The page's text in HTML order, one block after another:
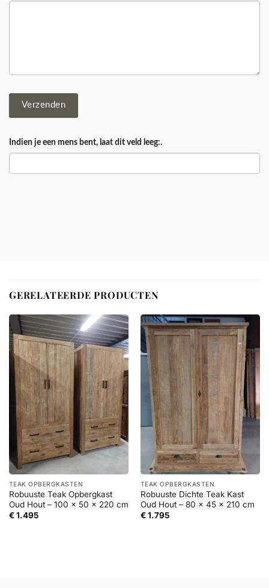
Verzenden
Indien je een mens bent, laat dit veld leeg:.
GERELATEERDE PRODUCTEN
TEAK OPBERGKASTEN
Robuuste Teak Opbergkast
Oud Hout – 100 x 50 x 220 cm
€1.495
TEAK OPBERGKASTEN
Robuuste Dichte Teak Kast
Oud Hout – 80 x 45 x 210 cm
€1.795